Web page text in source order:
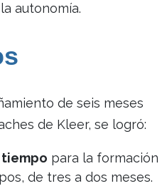
autonomía.
de seis meses
de Kleer, se logró:
para la formación
de tres a dos meses.